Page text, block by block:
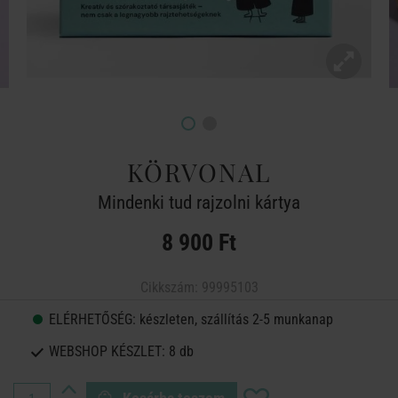
KÖRVONAL
Mindenki tud rajzolni kártya
8 900 Ft
ELÉRHETŐSÉG: készleten, szállítás 2-5 munkanap
WEBSHOP KÉSZLET: 8 db